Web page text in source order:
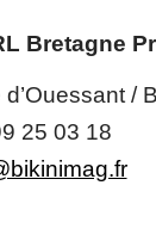
Bretagne
d’Ouessant /
25 03 18